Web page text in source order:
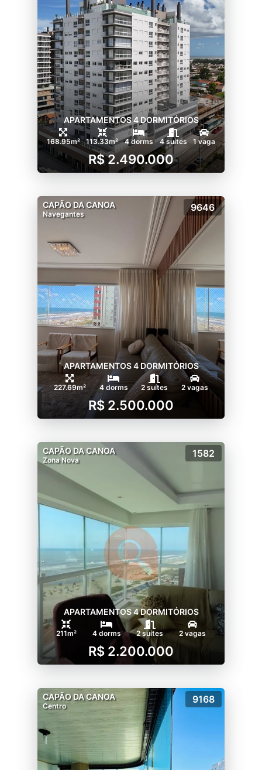
APARTAMENTOS 4 DORMITÓRIOS
168.95m² 113.33m² 4 dorms 4 suítes 1 vaga
R$ 2.490.000
CAPÃO DA CANOA
Navegantes
9646
APARTAMENTOS 4 DORMITÓRIOS
227.69m² 4 dorms 2 suítes 2 vagas
R$ 2.500.000
CAPÃO DA CANOA
Zona Nova
1582
APARTAMENTOS 4 DORMITÓRIOS
211m² 4 dorms 2 suítes 2 vagas
R$ 2.200.000
CAPÃO DA CANOA
Centro
9168